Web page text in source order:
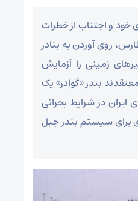
خود و اجتناب از خطرات
روی آوردن به بنادر
زمینی را آزمایش
بندر «گوادر» یک
در شرایط بحرانی
برای سیستم بندر جبل